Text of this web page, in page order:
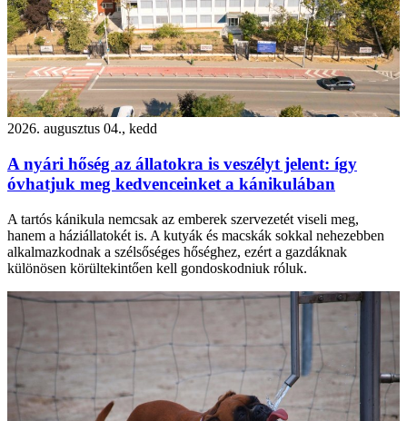
2026. augusztus 04., kedd
A nyári hőség az állatokra is veszélyt jelent: így
óvhatjuk meg kedvenceinket a kánikulában
A tartós kánikula nemcsak az emberek szervezetét viseli meg,
hanem a háziállatokét is. A kutyák és macskák sokkal nehezebben
alkalmazkodnak a szélsőséges hőséghez, ezért a gazdáknak
különösen körültekintően kell gondoskodniuk róluk.